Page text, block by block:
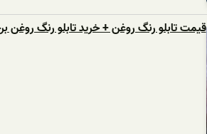
قیمت تابلو رنگ روغن + خرید تابلو رنگ